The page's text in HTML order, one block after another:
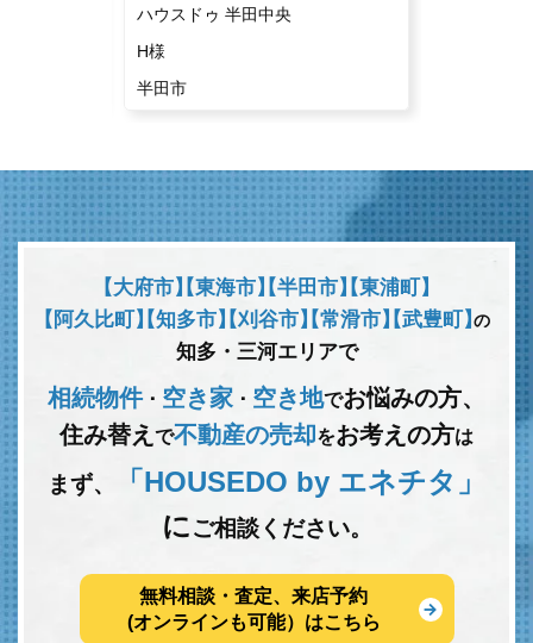
ハウスドゥ 半田中央
H様
半田市
【大府市】【東海市】【半田市】【東浦町】
【阿久比町】【知多市】【刈谷市】【常滑市】【武豊町】の
知多・三河エリアで
相続物件･ 空き家 ･ 空き地でお悩みの方、
住み替え で不動産の売却をお考えの方は
まず、
「HOUSEDO by エネチタ」
にご相談ください。
無料相談・査定、来店予約
(オンラインも可能）はこちら